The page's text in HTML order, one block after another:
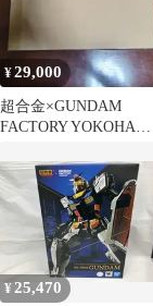
¥29,000
超合金×GUNDAM
FACTORY YOKOHAMA
¥25,470